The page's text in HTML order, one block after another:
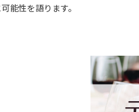
能性を語ります。